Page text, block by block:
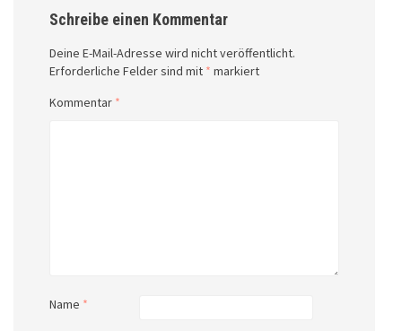
Schreibe einen Kommentar
Deine E-Mail-Adresse wird nicht veröffentlicht.
Erforderliche Felder sind mit * markiert
Kommentar *
Name *